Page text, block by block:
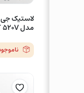
مدل COMFORT 520V – یک حلقه